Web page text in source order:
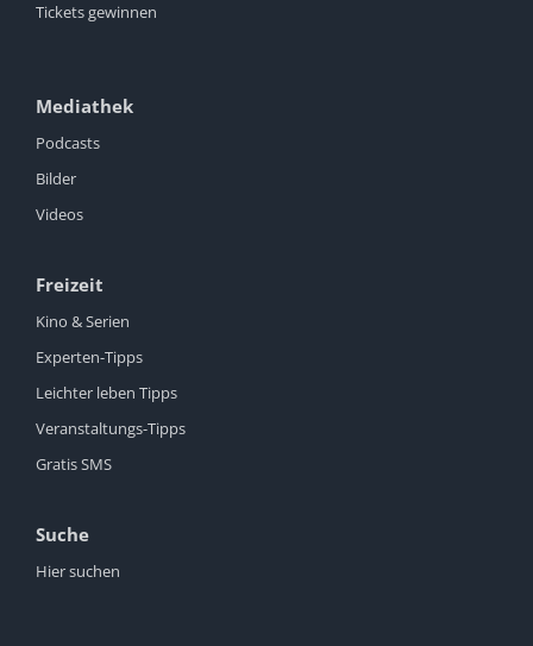
Tickets gewinnen
Mediathek
Podcasts
Bilder
Videos
Freizeit
Kino & Serien
Experten-Tipps
Leichter leben Tipps
Veranstaltungs-Tipps
Gratis SMS
Suche
Hier suchen